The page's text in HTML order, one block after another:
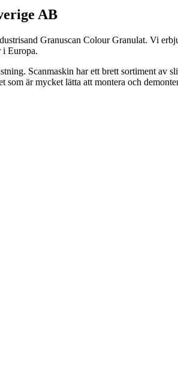
AB
Granuscan Colour Granulat. Vi
i Europa.
Scanmaskin har ett brett sortiment av
är mycket lätta att montera och